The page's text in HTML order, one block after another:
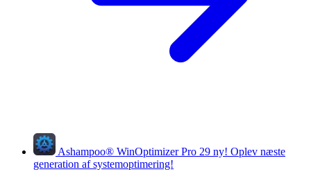
Ashampoo® WinOptimizer Pro 29 ny! Oplev næste
generation af systemoptimering!